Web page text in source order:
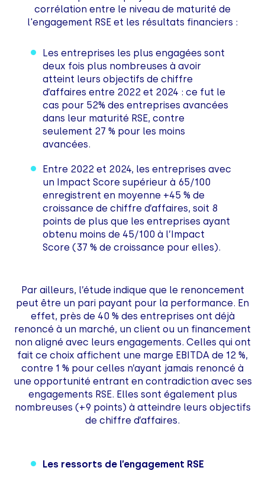
corrélation entre le niveau de maturité de
l'engagement RSE et les résultats financiers :
Les entreprises les plus engagées sont
deux fois plus nombreuses à avoir
atteint leurs objectifs de chiffre
d’affaires entre 2022 et 2024 : ce fut le
cas pour 52% des entreprises avancées
dans leur maturité RSE, contre
seulement 27 % pour les moins
avancées.
Entre 2022 et 2024, les entreprises avec
un Impact Score supérieur à 65/100
enregistrent en moyenne +45 % de
croissance de chiffre d’affaires, soit 8
points de plus que les entreprises ayant
obtenu moins de 45/100 à l’Impact
Score (37 % de croissance pour elles).
Par ailleurs, l’étude indique que le renoncement
peut être un pari payant pour la performance. En
effet, près de 40 % des entreprises ont déjà
renoncé à un marché, un client ou un financement
non aligné avec leurs engagements. Celles qui ont
fait ce choix affichent une marge EBITDA de 12 %,
contre 1 % pour celles n’ayant jamais renoncé à
une opportunité entrant en contradiction avec ses
engagements RSE. Elles sont également plus
nombreuses (+9 points) à atteindre leurs objectifs
de chiffre d’affaires.
Les ressorts de l’engagement RSE